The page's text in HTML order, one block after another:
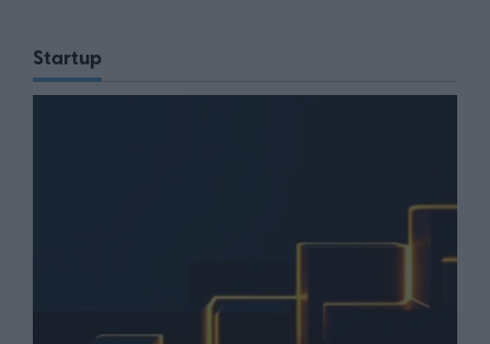
Startup